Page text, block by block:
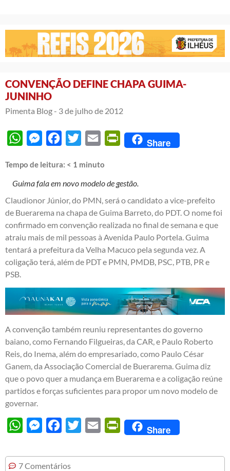
CONVENÇÃO DEFINE CHAPA GUIMA-
JUNINHO
Pimenta Blog - 3 de julho de 2012
WhatsAppMessengerFacebook
Twitter Email PrintFriendly
Share
Tempo de leitura: < 1 minuto
Guima fala em novo modelo de gestão.
Claudionor Júnior, do PMN, será o candidato a vice-prefeito
de Buerarema na chapa de Guima Barreto, do PDT. O nome foi
confirmado em convenção realizada no final de semana e que
atraiu mais de mil pessoas à Avenida Paulo Portela. Guima
tentará a prefeitura da Velha Macuco pela segunda vez. A
coligação terá, além de PDT e PMN, PMDB, PSC, PTB, PR e
PSB.
A convenção também reuniu representantes do governo
baiano, como Fernando Filgueiras, da CAR, e Paulo Roberto
Reis, do Inema, além do empresariado, como Paulo César
Ganem, da Associação Comercial de Buerarema. Guima diz
que o povo quer a mudança em Buerarema e a coligação reúne
partidos e forças suficientes para propor um novo modelo de
governar.
WhatsAppMessengerFacebook
Twitter Email PrintFriendly
Share
7 Comentários